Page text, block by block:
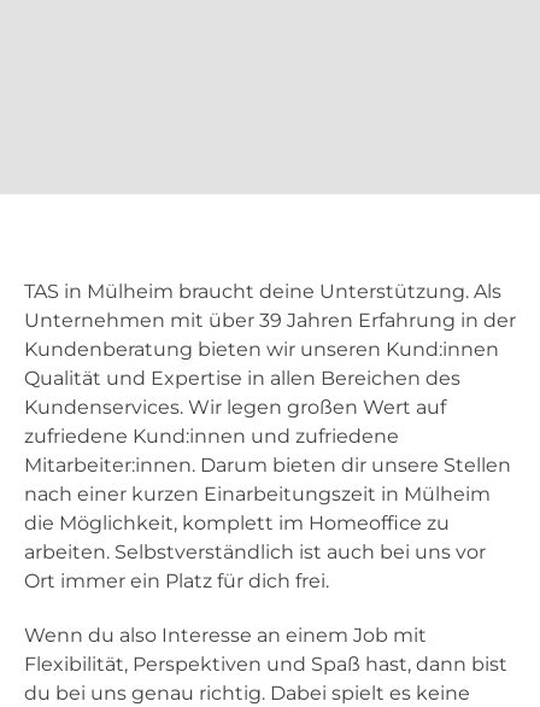
TAS in Mülheim braucht deine Unterstützung. Als
Unternehmen mit über 39 Jahren Erfahrung in der
Kundenberatung bieten wir unseren Kund:innen
Qualität und Expertise in allen Bereichen des
Kundenservices. Wir legen großen Wert auf
zufriedene Kund:innen und zufriedene
Mitarbeiter:innen. Darum bieten dir unsere Stellen
nach einer kurzen Einarbeitungszeit in Mülheim
die Möglichkeit, komplett im Homeoffice zu
arbeiten. Selbstverständlich ist auch bei uns vor
Ort immer ein Platz für dich frei.
Wenn du also Interesse an einem Job mit
Flexibilität, Perspektiven und Spaß hast, dann bist
du bei uns genau richtig. Dabei spielt es keine